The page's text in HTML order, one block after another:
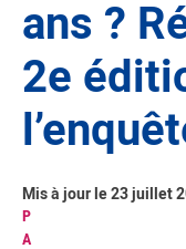
ans ?
2e
P
A
Mis à jour le 23 juillet